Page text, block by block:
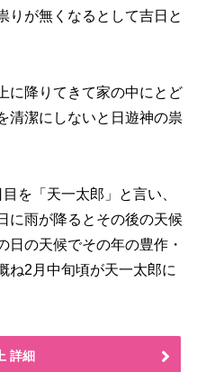
りが無くなるとして吉日と
に降りてきて家の中にとど
清潔にしないと日遊神の祟
を「天一太郎」と言い、
に雨が降るとその後の天候
日の天候でその年の豊作・
ね2月中旬頃が天一太郎に
詳細